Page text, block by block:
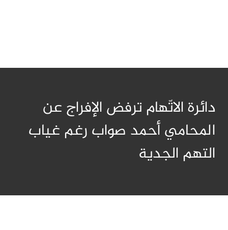
دائرة الاتّهام ترفض الإفراج عن
المحامي أحمد صواب رغم غياب
التهم الجدية